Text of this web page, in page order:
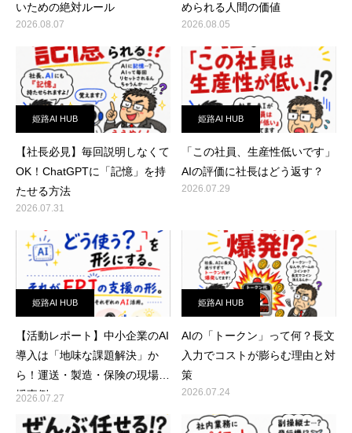
いための絶対ルール
2026.08.07
められる人間の価値
2026.08.05
姫路AI HUB
【社長必見】毎回説明しなくて
OK！ChatGPTに「記憶」を持
たせる方法
2026.07.31
姫路AI HUB
「この社員、生産性低いです」
AIの評価に社長はどう返す？
2026.07.29
姫路AI HUB
【活動レポート】中小企業のAI
導入は「地味な課題解決」か
ら！運送・製造・保険の現場支
援事例
2026.07.27
姫路AI HUB
AIの「トークン」って何？長文
入力でコストが膨らむ理由と対
策
2026.07.24